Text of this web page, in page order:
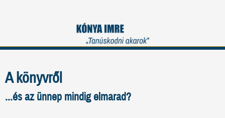
A könyvről
...és az ünnep mindig elmarad?